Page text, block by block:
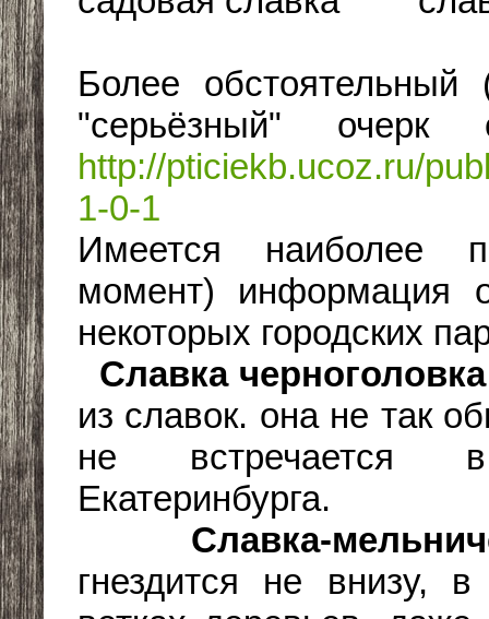
Более
"серьёзный"
http://pticiekb.ucoz.ru/
1-0-1
Имеется наиболее
момент) информация
некоторых городских
Славка
из славок. она не так
не встречается
Екатеринбурга.
Славка-
гнездится не внизу,